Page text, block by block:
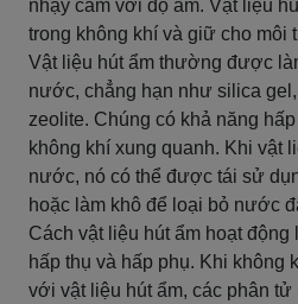
nhạy cảm với độ ẩm. Vật liệu
trong không khí và giữ cho môi
Vật liệu hút ẩm thường được
nước, chẳng hạn như silica
zeolite. Chúng có khả năng
không khí xung quanh. Khi vật
nước, nó có thể được tái sử
hoặc làm khô để loại bỏ nước
Cách vật liệu hút ẩm hoạt động
hấp thụ và hấp phụ. Khi không
với vật liệu hút ẩm, các phân